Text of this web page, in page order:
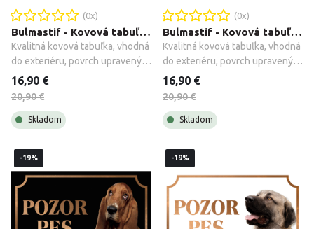
(0x)
Bulmastif - Kovová tabuľka POZOR PES
Kvalitná kovová tabuľka, vhodná
do exteriéru, povrch upravený
galvanizáciou + montážne
16,90 €
20,90 €
Skladom
(0x)
Bulmastif - Kovová tabuľka POZOR PES
Kvalitná kovová tabuľka, vhodná
do exteriéru, povrch upravený
galvanizáciou + montážne
16,90 €
20,90 €
Skladom
-19% -19%